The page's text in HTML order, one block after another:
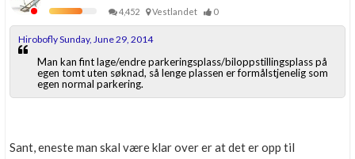
4,452
Vestlandet 0
Hirobofly Sunday, June 29, 2014
Man kan fint lage/endre parkeringsplass/biloppstillingsplass på
egen tomt uten søknad, så lenge plassen er formålstjenelig som
egen normal parkering.
Sant, eneste man skal være klar over er at det er opp til